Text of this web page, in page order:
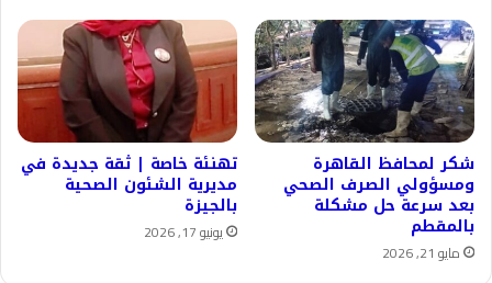
شكر لمحافظ القاهرة
ومسؤولي الصرف الصحي
بعد سرعة حل مشكلة
بالمقطم
مايو 21, 2026
تهنئة خاصة | ثقة جديدة في
مديرية الشئون الصحية
بالجيزة
يونيو 17, 2026